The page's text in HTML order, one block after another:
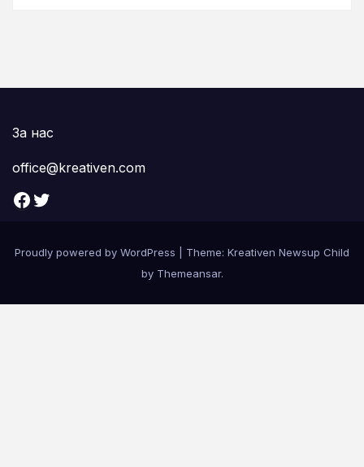
За нас
office@kreativen.com
Facebook Twitter
Proudly powered by WordPress
Theme: Kreativen Newsup Child
by Themeansar.